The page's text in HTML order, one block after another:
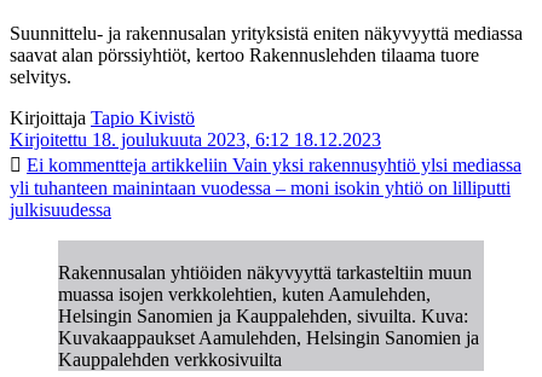
Suunnittelu- ja rakennusalan yrityksistä eniten näkyvyyttä mediassa
saavat alan pörssiyhtiöt, kertoo Rakennuslehden tilaama tuore
selvitys.
Kirjoittaja Tapio Kivistö
Kirjoitettu 18. joulukuuta 2023, 6:12 18.12.2023
Ei kommentteja artikkeliin Vain yksi rakennusyhtiö ylsi mediassa
yli tuhanteen mainintaan vuodessa – moni isokin yhtiö on lilliputti
julkisuudessa
Rakennusalan yhtiöiden näkyvyyttä tarkasteltiin muun
muassa isojen verkkolehtien, kuten Aamulehden,
Helsingin Sanomien ja Kauppalehden, sivuilta. Kuva:
Kuvakaappaukset Aamulehden, Helsingin Sanomien ja
Kauppalehden verkkosivuilta